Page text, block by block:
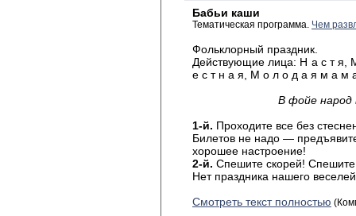
Бабьи каши
Тематическая программа. Чем
Фольклорный праздник.
Действующие лица: Н а с т я,
е с т н а я, М о л о д а я м а м
Вфойе народ
1-й. Проходите все без
Билетов не надо —
хорошее настроение!
2-й. Спешите скорей! Спешите
Нетпраздника нашего веселей
Смотреть текст полностью